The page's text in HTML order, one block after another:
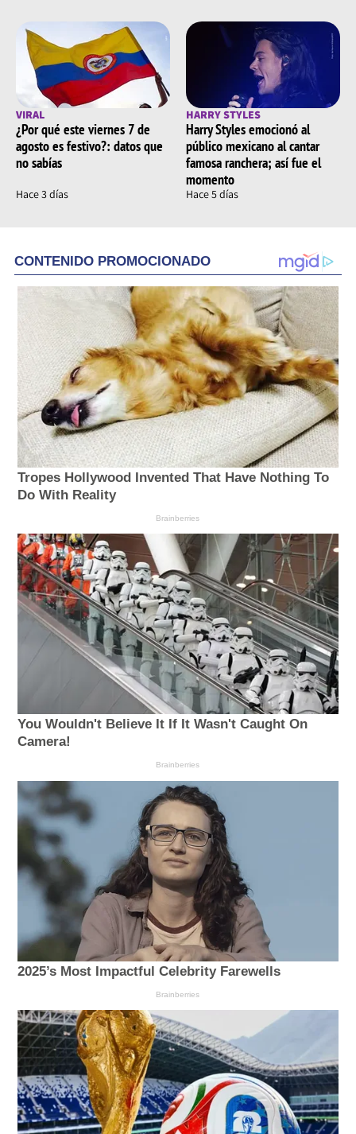
VIRAL
¿Por qué este viernes 7 de
agosto es festivo?: datos que
no sabías
Hace 3 días
HARRY STYLES
Harry Styles emocionó al
público mexicano al cantar
famosa ranchera; así fue el
momento
Hace 5 días